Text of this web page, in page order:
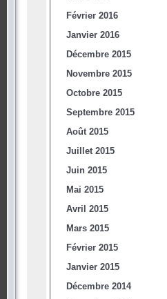
Février 2016
Janvier 2016
Décembre 2015
Novembre 2015
Octobre 2015
Septembre 2015
Août 2015
Juillet 2015
Juin 2015
Mai 2015
Avril 2015
Mars 2015
Février 2015
Janvier 2015
Décembre 2014